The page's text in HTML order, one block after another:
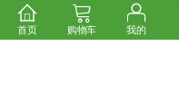
首页 购物车 我的